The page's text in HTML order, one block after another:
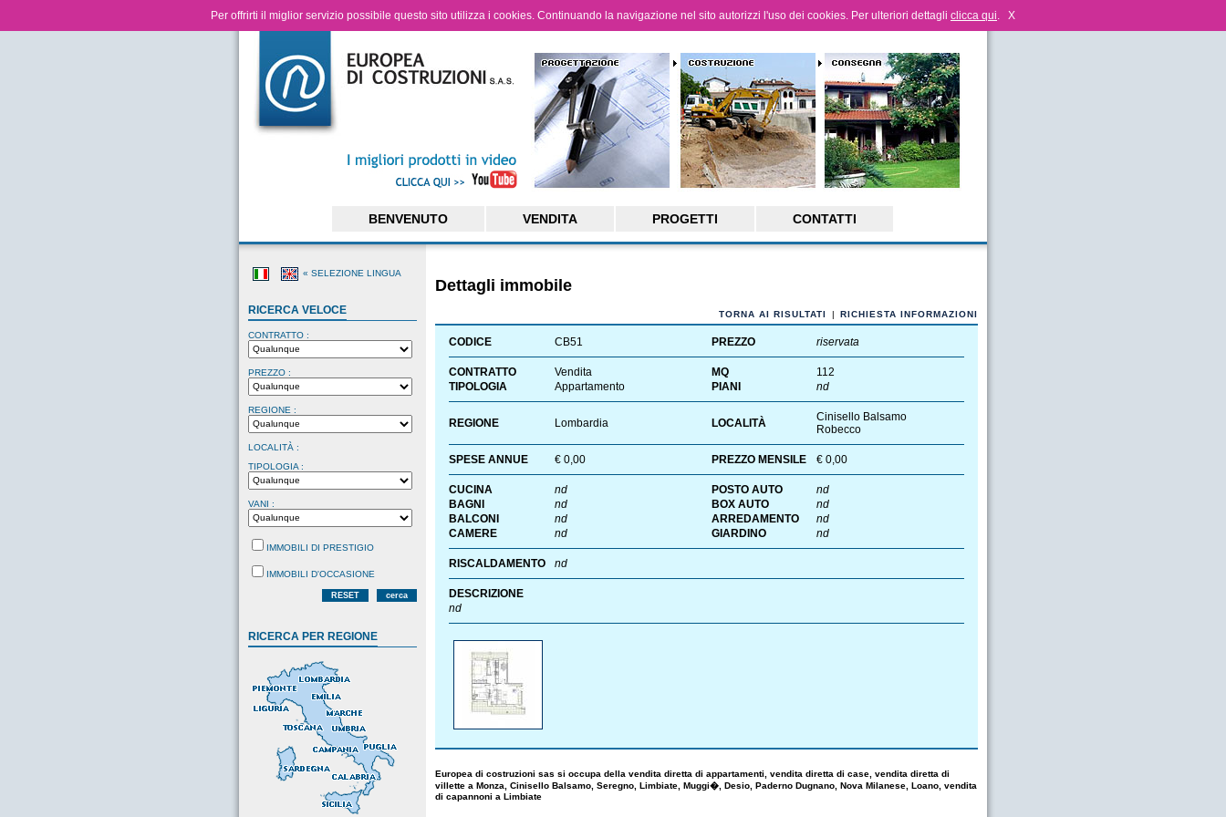
Per offrirti il miglior servizio possibile questo sito utilizza i cookies. Continuando la navigazione nel sito autorizzi l'uso dei cookies. Per ulteriori dettagli clicca qui. X
BENVENUTO VENDITA PROGETTI CONTATTI
« SELEZIONE LINGUA
RICERCA VELOCE
CONTRATTO :
PREZZO :
REGIONE :
LOCALITÀ :
TIPOLOGIA :
VANI :
IMMOBILI DI PRESTIGIO
IMMOBILI D'OCCASIONE
RESET cerca
RICERCA PER REGIONE
Dettagli immobile
TORNA AI RISULTATI | RICHIESTA INFORMAZIONI
CODICE CB51 PREZZO riservata
CONTRATTO Vendita MQ
112
TIPOLOGIA
Appartamento PIANI nd
REGIONE Lombardia LOCALITÀ
Cinisello Balsamo
Robecco
SPESE ANNUE € 0,00 PREZZO MENSILE € 0,00
CUCINA nd POSTO AUTO
nd
BAGNI
nd BOX AUTO
nd
BALCONI
nd ARREDAMENTO
nd
CAMERE
nd GIARDINO nd
RISCALDAMENTO nd
DESCRIZIONE
nd
Europea di costruzioni sas si occupa della vendita diretta di appartamenti, vendita diretta di case, vendita diretta di
villette a Monza, Cinisello Balsamo, Seregno, Limbiate, Muggi�, Desio, Paderno Dugnano, Nova Milanese, Loano, vendita
di capannoni a Limbiate